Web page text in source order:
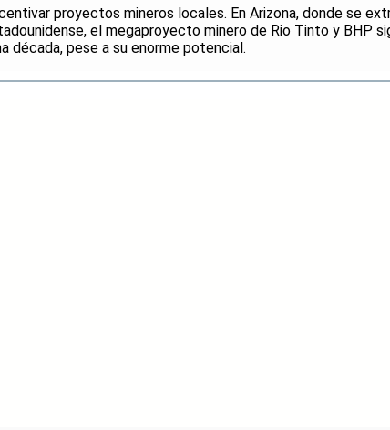
proyectos mineros locales. En Arizona, donde se
el megaproyecto minero de Rio Tinto y BHP
década, pese a su enorme potencial.